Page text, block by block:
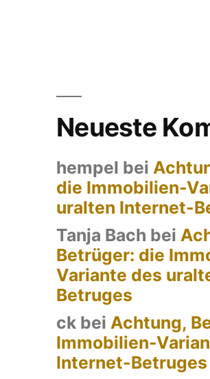
Neueste
hempel bei
die Immobilien-
uralten Internet-
Tanja Bach bei
Betrüger: die
Variante des
Betruges
ck bei Achtung,
Immobilien-
Internet-Betruges